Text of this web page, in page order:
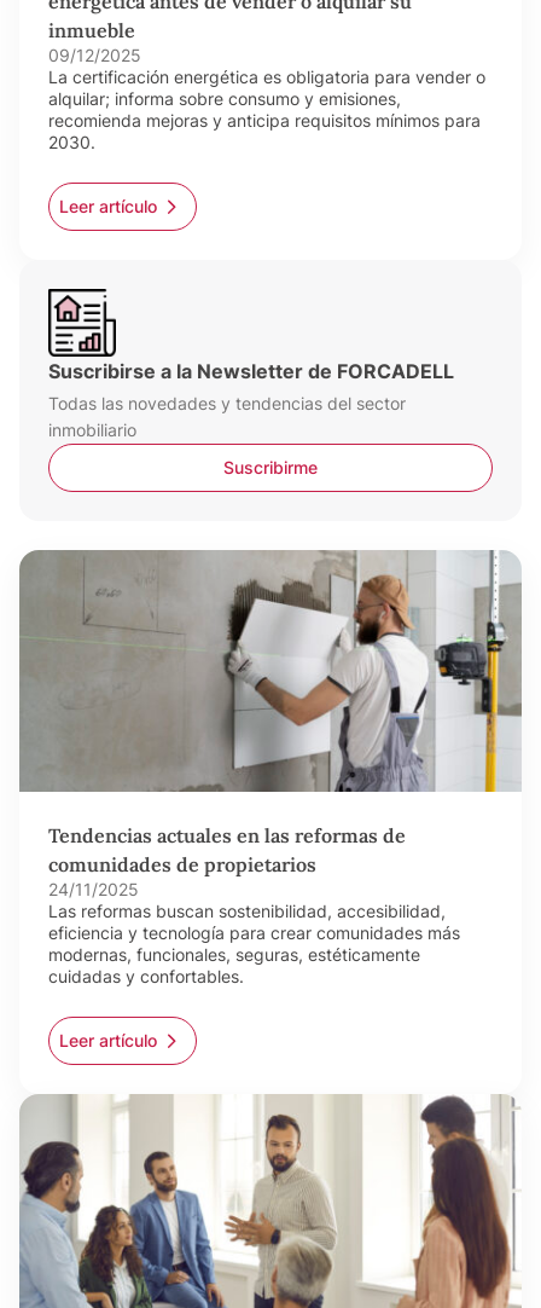
inmueble
09/12/2025
La certificación energética es obligatoria para vender o
alquilar; informa sobre consumo y emisiones,
recomienda mejoras y anticipa requisitos mínimos para
2030.
Leer artículo
Suscribirse a la Newsletter de FORCADELL
Todas las novedades y tendencias del sector
inmobiliario
Suscribirme
Tendencias actuales en las reformas de
comunidades de propietarios
24/11/2025
Las reformas buscan sostenibilidad, accesibilidad,
eficiencia y tecnología para crear comunidades más
modernas, funcionales, seguras, estéticamente
cuidadas y confortables.
Leer artículo